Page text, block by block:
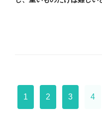
1 2 3 4